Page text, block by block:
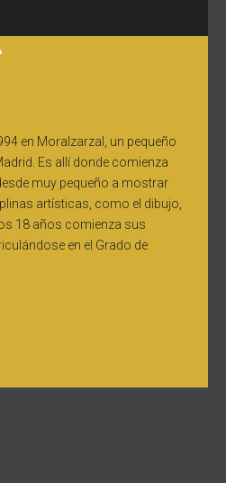
en Moralzarzal, un pequeño
Es allí donde comienza
muy pequeño a mostrar
artísticas, como el dibujo,
18 años comienza sus
en el Grado de